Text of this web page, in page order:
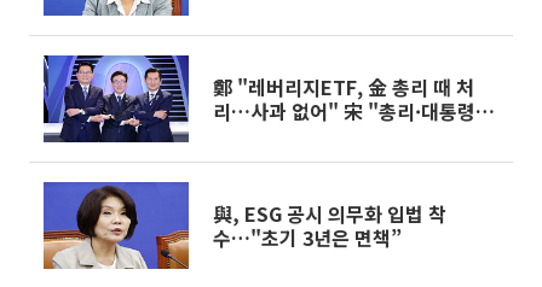
鄭 "레버리지ETF, 金 총리 때 처
리…사과 없어" 宋 "총리·대통령에
與, ESG 공시 의무화 입법 착
수…"초기 3년은 면책”